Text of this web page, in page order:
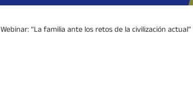
Webinar: “La familia ante los retos de la civilización actual”